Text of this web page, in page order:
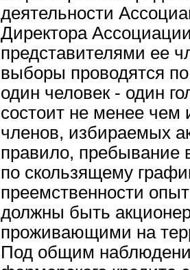
деятельности
Директора
представителями ее
выборы проводятся
один человек - один
состоит не менее чем
членов, избираемых
правило, пребывание
по скользящему
преемственности
должны быть
проживающими на
Под общим